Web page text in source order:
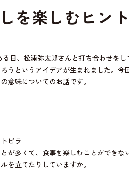
を楽しむヒン
、松浦弥太郎さんと打ち合わせをし
うというアイデアが生まれました。
意味についてのお話です。
ビラ
が多くて、食事を楽しむことができ
を立てたりしていますか。